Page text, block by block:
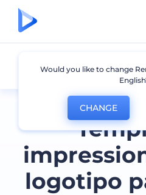
logotipo
Jogos
Would you like to change
CHANGE